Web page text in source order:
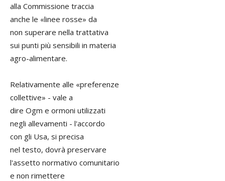
alla Commissione traccia
anche le «linee rosse» da
non superare nella trattativa
sui punti più sensibili in materia
agro-alimentare.
Relativamente alle «preferenze
collettive» - vale a
dire Ogm e ormoni utilizzati
negli allevamenti - l'accordo
con gli Usa, si precisa
nel testo, dovrà preservare
l'assetto normativo comunitario
e non rimettere